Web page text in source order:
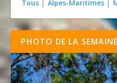
Tous | Alpes-Maritimes |
PHOTO DE LA SEMAINE